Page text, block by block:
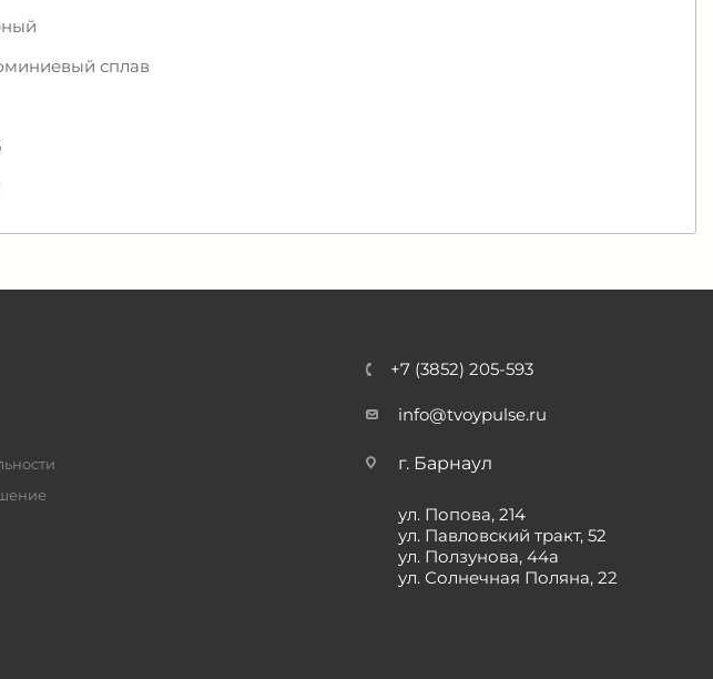
сплав
+7 (3852) 205-593
info@tvoypulse.ru
г. Барнаул
ул. Попова, 214
ул. Павловский тракт, 52
ул. Ползунова, 44а
ул. Солнечная Поляна, 22